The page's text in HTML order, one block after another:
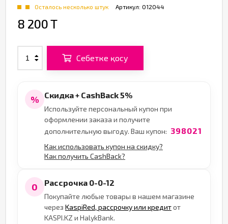
Артикул: 012044
Осталось несколько штук
8 200 T
Себетке қосу
% Скидка + CashBack 5%
Используйте персональный купон при
оформлении заказа и получите
дополнительную выгоду. Ваш купон: 398021
Как использовать купон на скидку?
Как получить CashBack?
0 Рассрочка 0-0-12
Покупайте любые товары в нашем магазине
через KaspiRed, рассрочку или кредитот
KASPI.KZ и HalykBank.